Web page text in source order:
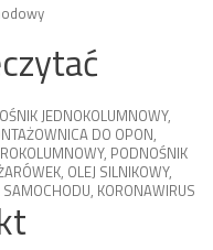
JEDNOKOLUMNOWY,
DO OPON,
, PODNOŚNIK
, OLEJ SILNIKOWY,
SAMOCHODU, KORONAWIRUS